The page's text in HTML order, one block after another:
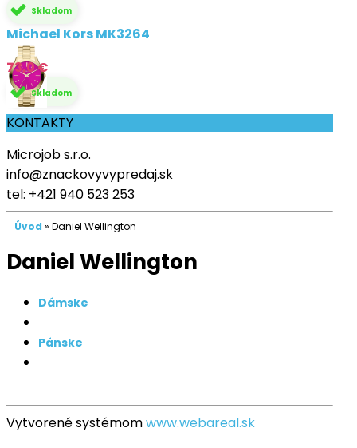
Skladom
Michael Kors MK3264
73,0 €
Skladom
KONTAKTY
Microjob s.r.o.
info@znackovyvypredaj.sk
tel: +421 940 523 253
Úvod » Daniel Wellington
Daniel Wellington
Dámske
Pánske
Vytvorené systémomwww.webareal.sk